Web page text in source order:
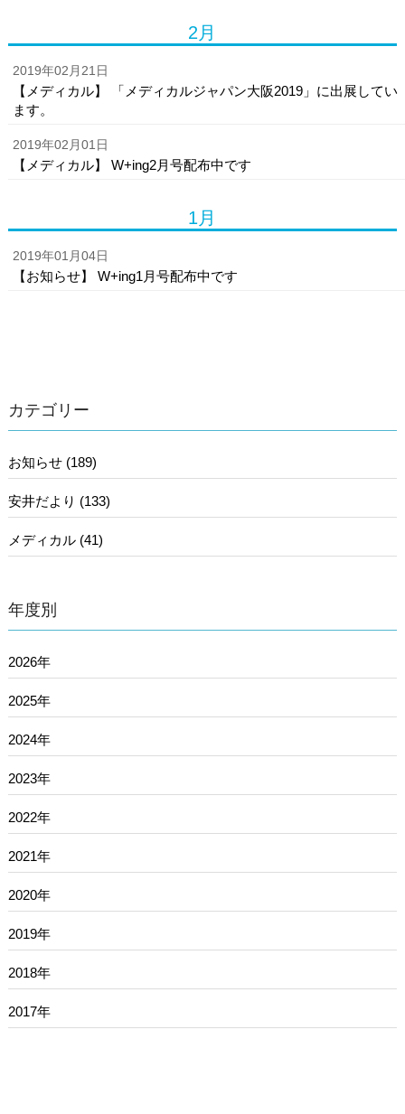
2月
2019年02月21日
【メディカル】 「メディカルジャパン大阪2019」に出展してい
ます。
2019年02月01日
【メディカル】 W+ing2月号配布中です
1月
2019年01月04日
【お知らせ】 W+ing1月号配布中です
カテゴリー
お知らせ (189)
安井だより (133)
メディカル (41)
年度別
2026年
2025年
2024年
2023年
2022年
2021年
2020年
2019年
2018年
2017年